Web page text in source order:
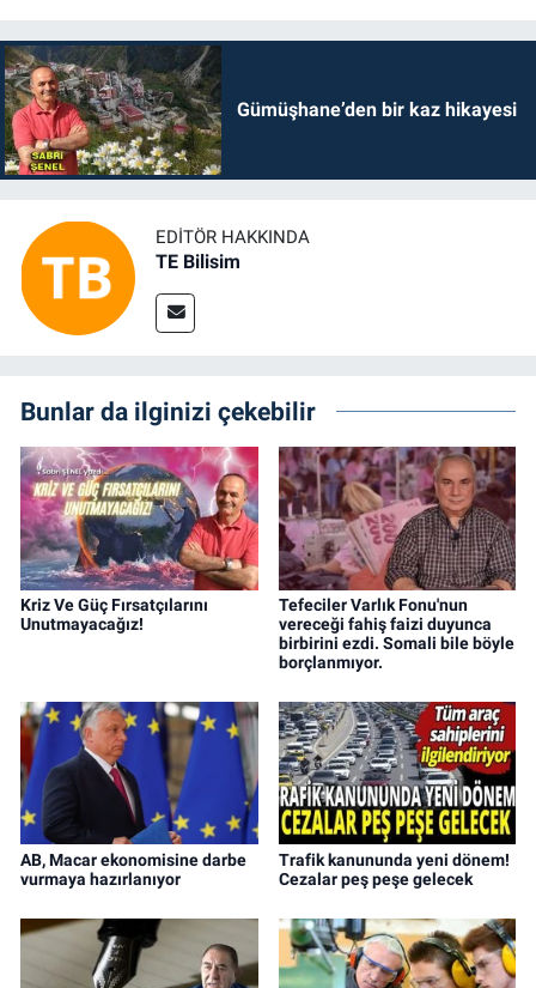
Gümüşhane’den bir kaz hikayesi
EDITÖR HAKKINDA
TE Bilisim
Bunlar da ilginizi çekebilir
Kriz Ve Güç Fırsatçılarını
Unutmayacağız!
Tefeciler Varlık Fonu'nun
vereceği fahiş faizi duyunca
birbirini ezdi. Somali bile böyle
borçlanmıyor.
AB, Macar ekonomisine darbe
vurmaya hazırlanıyor
Trafik kanununda yeni dönem!
Cezalar peş peşe gelecek